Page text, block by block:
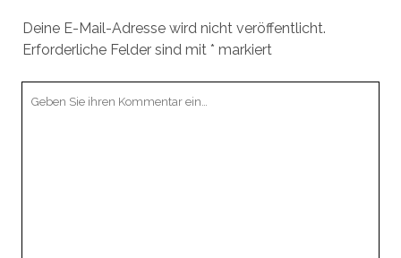
Deine E-Mail-Adresse wird nicht veröffentlicht.
Erforderliche Felder sind mit * markiert